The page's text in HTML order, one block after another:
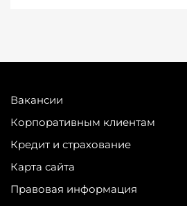
Вакансии
Корпоративным клиентам
Кредит и страхование
Карта сайта
Правовая информация